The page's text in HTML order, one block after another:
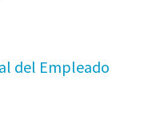
del Empleado